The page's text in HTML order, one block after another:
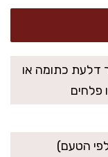
דלעת כתומה או
פלחים
הטעם)